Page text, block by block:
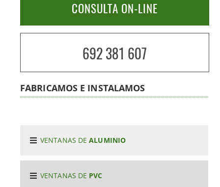
CONSULTA ON-LINE
692 381 607
FABRICAMOS E INSTALAMOS
VENTANAS DEALUMINIO
VENTANAS DE PVC